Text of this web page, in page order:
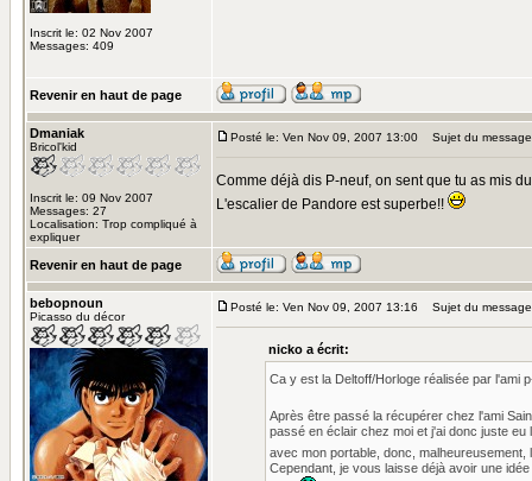
Inscrit le: 02 Nov 2007
Messages: 409
Revenir en haut de page
Dmaniak
Bricol'kid
Inscrit le: 09 Nov 2007
Messages: 27
Localisation: Trop compliqué à
expliquer
Posté le: Ven Nov 09, 2007 13:00 Sujet du
Comme déjà dis P-neuf, on sent que tu as mis
L'escalier de Pandore est superbe!!
Revenir en haut de page
bebopnoun
Picasso du décor
Posté le: Ven Nov 09, 2007 13:16 Sujet du
nicko a écrit:
Ca y est la Deltoff/Horloge réalisée par l'ami
Après être passé la récupérer chez l'ami
passé en éclair chez moi et j'ai donc juste
avec mon portable, donc,
Cependant, je vous laisse déjà avoir une